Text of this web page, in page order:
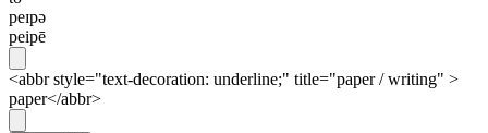
peɪpə
peipē
<abbr style="text-decoration: underline;" title="paper / writing" >
paper</abbr>